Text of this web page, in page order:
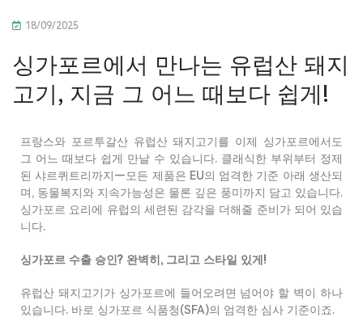
18/09/2025
싱가포르에서 만나는 유럽산 돼지
고기, 지금 그 어느 때보다 쉽게!
프랑스와 포르투갈산 유럽산 돼지고기를 이제
싱가포르에서도
그 어느 때보다 쉽게 만날 수 있습니다. 클래식한 부위부터 정제
된 샤르퀴트리까지—모든 제품은 EU의 엄격한 기준 아래 생산되
며, 동물복지와 지속가능성은 물론 깊은 풍미까지 담고 있습니다.
싱가포르 요리에 유럽의 세련된 감각을 더해줄 준비가 되어 있습
니다.
싱가포르 수출 승인 ? 완벽히 , 그리고 스타일 있게 !
유럽산 돼지고기가 싱가포르에 들어오려면 넘어야 할 벽이 하나
있습니다. 바로 싱가포르 식품청(SFA)의 엄격한 심사 기준이죠.